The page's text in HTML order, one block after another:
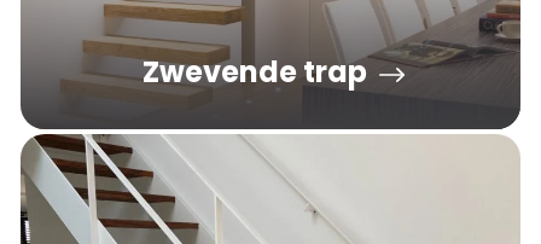
Zwevende trap
draagconstructie; de treden lijken uit de muur te
steken.